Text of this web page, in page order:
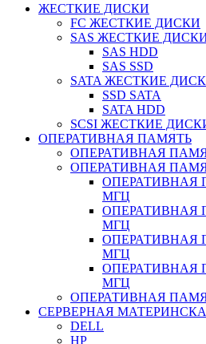
ЖЕСТКИЕ ДИСКИ
FC ЖЕСТКИЕ ДИСКИ
SAS ЖЕСТКИЕ
SAS HDD
SAS SSD
SATA ЖЕСТКИЕ
SSD SATA
SATA HDD
SCSI ЖЕСТКИЕ
ОПЕРАТИВНАЯ ПАМЯТЬ
ОПЕРАТИВНАЯ
ОПЕРАТИВНАЯ
ОПЕРАТИВНАЯ
МГЦ
ОПЕРАТИВНАЯ
МГЦ
ОПЕРАТИВНАЯ
МГЦ
ОПЕРАТИВНАЯ
МГЦ
ОПЕРАТИВНАЯ
СЕРВЕРНАЯ
DELL
HP